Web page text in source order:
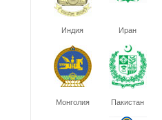
Индия Иран
Монголия Пакистан